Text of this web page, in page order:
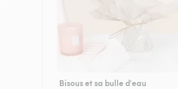
Bisous et sa bulle d'eau